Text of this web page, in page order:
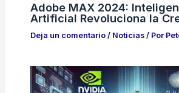
Adobe MAX 2024:
Artificial Revoluciona la
Deja un comentario / Noticias/ Por